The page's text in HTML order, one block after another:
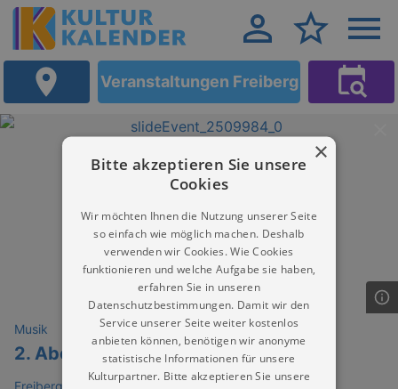
Veranstaltungen Freiberg
Musik
2. Abendmusik
Freiberger Dom
×
Bitte akzeptieren Sie unsere
Cookies
Wir möchten Ihnen die Nutzung unserer Seite
so einfach wie möglich machen. Deshalb
verwenden wir Cookies. Wie Cookies
funktionieren und welche Aufgabe sie haben,
erfahren Sie in unseren
Datenschutzbestimmungen. Damit wir den
Service unserer Seite weiter kostenlos
anbieten können, benötigen wir anonyme
statistische Informationen für unsere
Kulturpartner. Bitte akzeptieren Sie unsere